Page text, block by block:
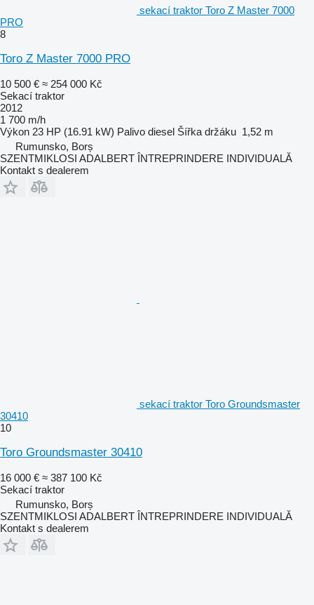
sekací traktor Toro Z Master 7000
PRO
8
Toro Z Master 7000 PRO
10 500 € ≈ 254 000 Kč
Sekací traktor
2012
1 700 m/h
Výkon 23 HP (16.91 kW) Palivo diesel Šířka držáku 1,52 m
Rumunsko, Borș
SZENTMIKLOSI ADALBERT ÎNTREPRINDERE INDIVIDUALĂ
Kontakt s dealerem
sekací traktor Toro Groundsmaster
30410
10
Toro Groundsmaster 30410
16 000 € ≈ 387 100 Kč
Sekací traktor
Rumunsko, Borș
SZENTMIKLOSI ADALBERT ÎNTREPRINDERE INDIVIDUALĂ
Kontakt s dealerem